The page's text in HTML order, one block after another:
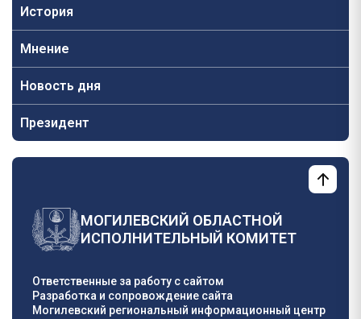
История
Мнение
Новость дня
Президент
МОГИЛЕВСКИЙ ОБЛАСТНОЙ
ИСПОЛНИТЕЛЬНЫЙ КОМИТЕТ
Ответственные за работу с сайтом
Разработка и сопровождение сайта
Могилевский региональный информационный центр